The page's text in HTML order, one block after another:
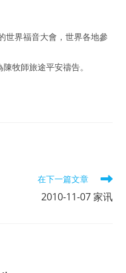
世界福音大會，世界各地參
牧師旅途平安禱告。
在下一篇文章
2010-11-07 家讯